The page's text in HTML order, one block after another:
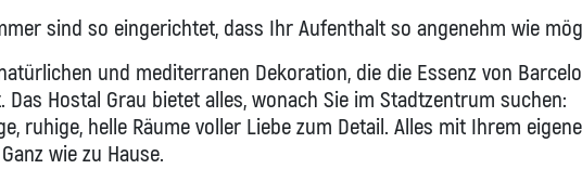
sind so eingerichtet, dass Ihr Aufenthalt so angenehm wie
und mediterranen Dekoration, die die Essenz von
Das Hostal Grau bietet alles, wonach Sie im Stadtzentrum suchen:
ruhige, helle Räume voller Liebe zum Detail. Alles mit Ihrem
wie zu Hause.